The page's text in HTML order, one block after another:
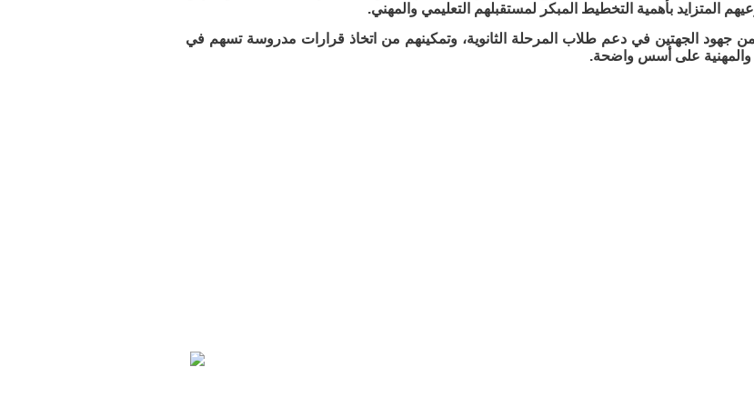
المتزايد بأهمية التخطيط المبكر لمستقبلهم التعليمي والمهني.
جهود الجهتين في دعم طلاب المرحلة الثانوية، وتمكينهم من اتخاذ قرارات مدروسة تسهم في
والمهنية على أسس واضحة.